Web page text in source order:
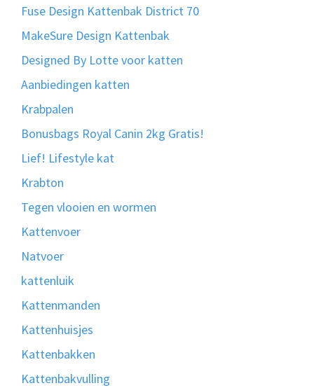
Fuse Design Kattenbak District 70
MakeSure Design Kattenbak
Designed By Lotte voor katten
Aanbiedingen katten
Krabpalen
Bonusbags Royal Canin 2kg Gratis!
Lief! Lifestyle kat
Krabton
Tegen vlooien en wormen
Kattenvoer
Natvoer
kattenluik
Kattenmanden
Kattenhuisjes
Kattenbakken
Kattenbakvulling